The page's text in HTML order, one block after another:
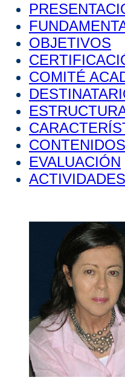
OBJETIVOS
COMITÉ
EVALUACIÓN
ACTIVIDADES